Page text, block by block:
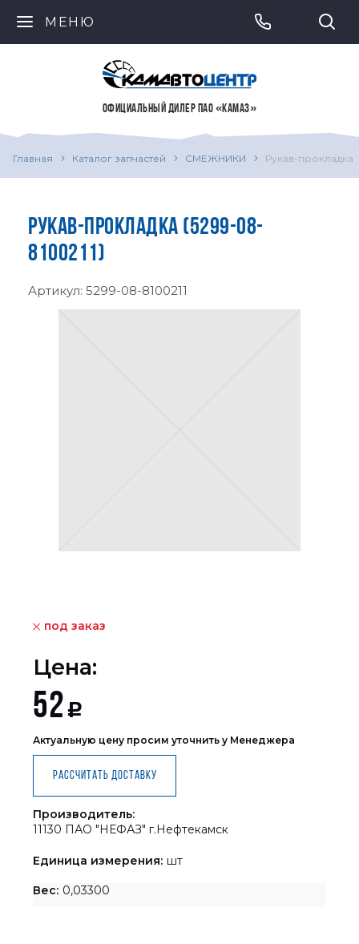
МЕНЮ
ОФИЦИАЛЬНЫЙ ДИЛЕР ПАО «КАМАЗ»
Главная Каталог запчастей СМЕЖНИКИ Рукав-прокладка
РУКАВ-ПРОКЛАДКА (5299-08-
8100211)
Артикул: 5299-08-8100211
под заказ
Цена:
52 Р
Актуальную цену просим уточнить у Менеджера
Рассчитать доставку
Производитель:
11130 ПАО "НЕФАЗ" г.Нефтекамск
Единица измерения: шт
Вес: 0,03300